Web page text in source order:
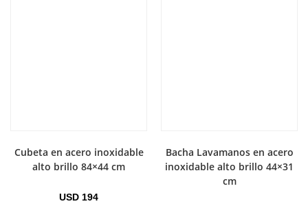
Cubeta en acero inoxidable
alto brillo 84×44 cm
USD 194
Bacha Lavamanos en acero
inoxidable alto brillo 44×31
cm